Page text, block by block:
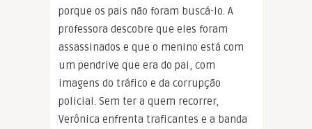
porque os pais não foram buscá-lo. A
professora descobre que eles foram
assassinados e que o menino está com
um pendrive que era do pai, com
imagens do tráfico e da corrupção
policial. Sem ter a quem recorrer,
Verônica enfrenta traficantes e a banda